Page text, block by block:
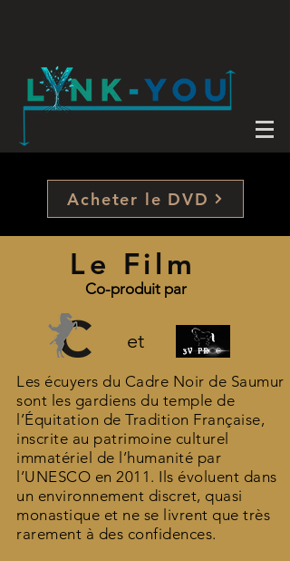
Acheter le DVD
Le Film
Co-produit par
et
Les écuyers du Cadre Noir de Saumur
sont les gardiens du temple de
l’Équitation de Tradition Française,
inscrite au patrimoine culturel
immatériel de l’humanité par
l’UNESCO en 2011. Ils évoluent dans
un environnement discret, quasi
monastique et ne se livrent que très
rarement à des confidences.